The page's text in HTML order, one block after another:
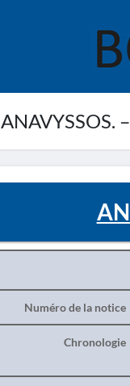
ANAVYSSOS.
Numéro de la notice
Chronologie